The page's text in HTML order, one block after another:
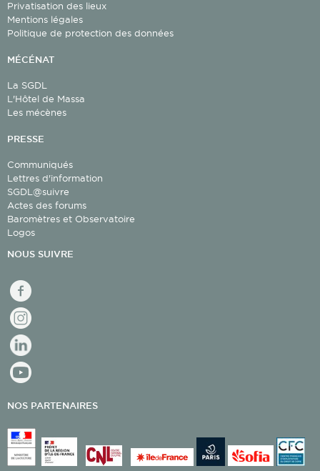
Privatisation des lieux
Mentions légales
Politique de protection des données
MÉCÉNAT
La SGDL
L'Hôtel de Massa
Les mécènes
PRESSE
Communiqués
Lettres d'information
SGDL@suivre
Actes des forums
Baromètres et Observatoire
Logos
NOUS SUIVRE
facebook
Instagram
linkedin
youtube
NOS PARTENAIRES